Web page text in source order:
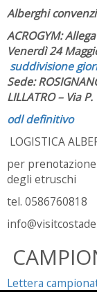
Alberghi
ACROGYM:
Venerdì 24
suddivisione
Sede:
LILLATRO – Via
odl definitivo
LOGISTICA
per
degli etruschi
tel. 0586760818
Lettera